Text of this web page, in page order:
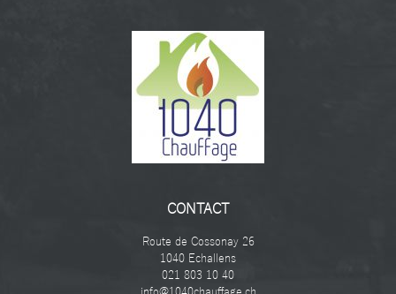
CONTACT
Route de Cossonay 26
1040 Echallens
021 803 10 40